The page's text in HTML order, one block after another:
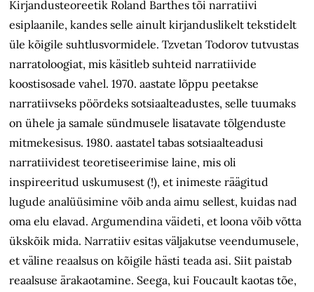
Kirjandusteoreetik Roland Barthes tõi narratiivi
esiplaanile, kandes selle ainult kirjanduslikelt tekstidelt
üle kõigile suhtlusvormidele. Tzvetan Todorov tutvustas
narratoloogiat, mis käsitleb suhteid narratiivide
koostisosade vahel. 1970. aastate lõppu peetakse
narratiivseks pöördeks sotsiaalteadustes, selle tuumaks
on ühele ja samale sündmusele lisatavate tõlgenduste
mitmekesisus. 1980. aastatel tabas sotsiaalteadusi
narratiividest teoretiseerimise laine, mis oli
inspireeritud uskumusest (!), et inimeste räägitud
lugude analüüsimine võib anda aimu sellest, kuidas nad
oma elu elavad. Argumendina väideti, et loona võib võtta
ükskõik mida. Narratiiv esitas väljakutse veendumusele,
et väline reaalsus on kõigile hästi teada asi. Siit paistab
reaalsuse ärakaotamine. Seega, kui Foucault kaotas tõe,